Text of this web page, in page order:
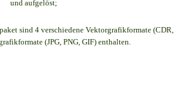
und aufgelöst;
sind 4 verschiedene Vektorgrafikformate (CDR,
(JPG, PNG, GIF) enthalten.